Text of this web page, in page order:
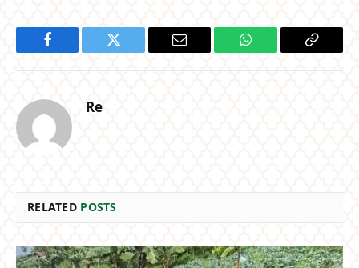
Facebook Twitter Email WhatsApp Copy
Re
RELATED POSTS